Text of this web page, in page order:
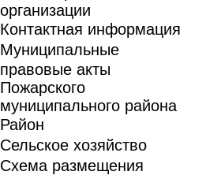
организации
Контактная информация
Муниципальные
правовые акты
Пожарского
муниципального района
Район
Сельское хозяйство
Схема размещения